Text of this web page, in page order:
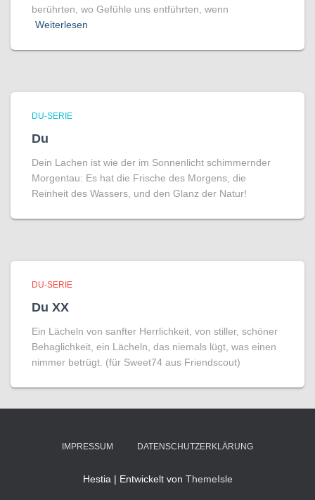
berührten, wo Gefühle uns entführten, wenn
Weiterlesen
DU-SERIE
Du
Dein Lachen ist wie der im Sonnenlicht schimmernder
Morgentau: Es hat die Frische des Morgens, die
Reinheit des Wassers, und den Glanz der Natur!
DU-SERIE
Du XX
Ein Lächeln von sanfter Herrlichkeit, von stiller, schöner
Behaglichkeit, ein Lächeln, das niemals lügt, was einen
nimmer betrügt. (für Sweet74 aus Friendscout)
IMPRESSUM DATENSCHUTZERKLÄRUNG
Hestia | Entwickelt von ThemeIsle